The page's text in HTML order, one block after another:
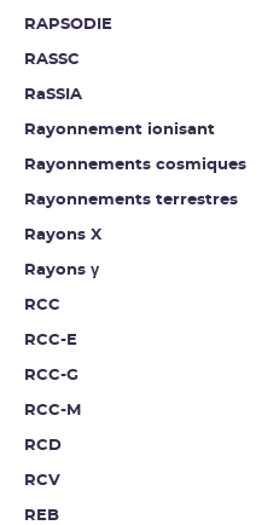
RAPSODIE
RASSC
RaSSIA
Rayonnement ionisant
Rayonnements cosmiques
Rayonnements terrestres
Rayons X
Rayons γ
RCC
RCC-E
RCC-G
RCC-M
RCD
RCV
REB